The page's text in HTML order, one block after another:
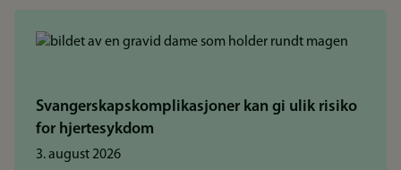
Svangerskapskomplikasjoner kan gi ulik risiko
for hjertesykdom
3. august 2026